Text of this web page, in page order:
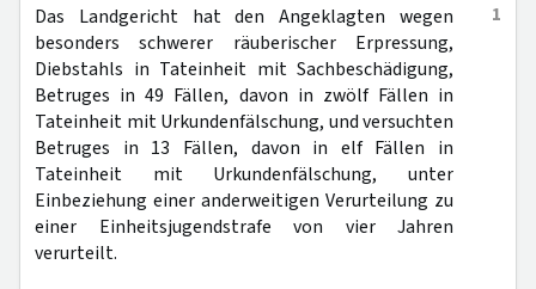
1
Das Landgericht hat den Angeklagten wegen
besonders schwerer räuberischer Erpressung,
Diebstahls in Tateinheit mit Sachbeschädigung,
Betruges in 49 Fällen, davon in zwölf Fällen in
Tateinheit mit Urkundenfälschung, und versuchten
Betruges in 13 Fällen, davon in elf Fällen in
Tateinheit mit Urkundenfälschung, unter
Einbeziehung einer anderweitigen Verurteilung zu
einer Einheitsjugendstrafe von vier Jahren
verurteilt.